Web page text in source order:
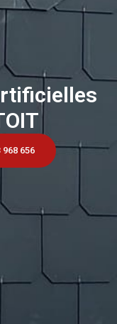
968 656